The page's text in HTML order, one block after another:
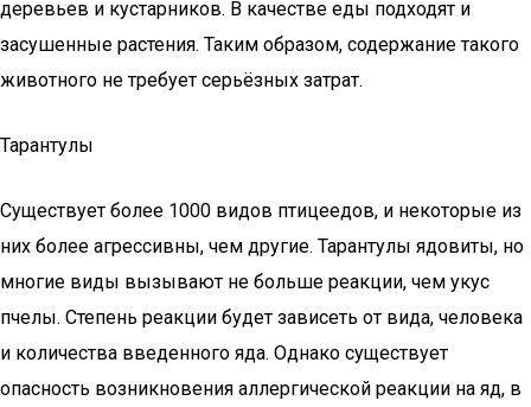
деревьев и кустарников. В качестве еды подходят и
засушенные растения. Таким образом, содержание такого
животного не требует серьёзных затрат.
Тарантулы
Существует более 1000 видов птицеедов, и некоторые из
них более агрессивны, чем другие. Тарантулы ядовиты, но
многие виды вызывают не больше реакции, чем укус
пчелы. Степень реакции будет зависеть от вида, человека
и количества введенного яда. Однако существует
опасность возникновения аллергической реакции на яд, в